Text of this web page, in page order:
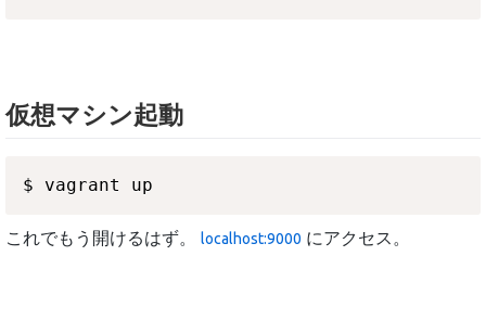
仮想マシン起動
これでもう開けるはず。 localhost:9000 にアクセス。